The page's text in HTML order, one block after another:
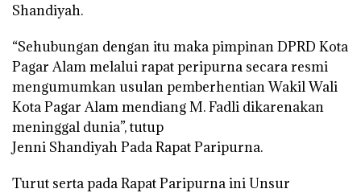
Shandiyah.
“Sehubungan dengan itu maka pimpinan DPRD Kota
Pagar Alam melalui rapat peripurna secara resmi
mengumumkan usulan pemberhentian Wakil Wali
Kota Pagar Alam mendiang M. Fadli dikarenakan
meninggal dunia”, tutup
Jenni Shandiyah Pada Rapat Paripurna.
Turut serta pada Rapat Paripurna ini Unsur